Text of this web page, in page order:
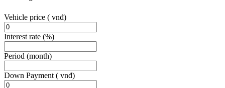
Vehicle price ( vnđ)
Interest rate (%)
Period (month)
Down Payment ( vnđ)